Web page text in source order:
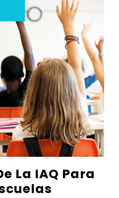
La IAQ Para